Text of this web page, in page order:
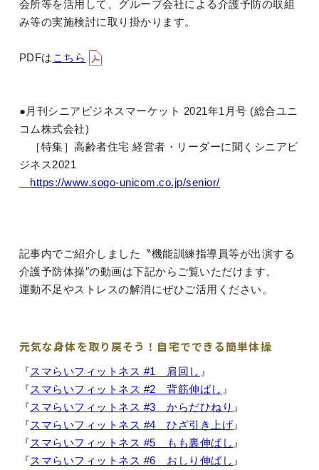
会所等を活用して、グループ会社による介護予防の取組
み等の実施検討に取り掛かります。
PDFは こちら
●月刊シニアビジネスマーケット 2021年1月号 (総合ユニ
コム株式会社)
［特集］高齢者住宅 経営者・リーダーに聞くシニアビ
ジネス2021
https://www.sogo-unicom.co.jp/senior/
記事内でご紹介しました〝機能訓練指導員等が出演する
介護予防体操″の動画は下記からご覧いただけます。
運動不足やストレスの解消にぜひご活用ください。
元気な身体を取り戻そう！自宅でできる簡単体操
『スマらいフィットネス #1 肩回し 』
『スマらいフィットネス #2 背筋伸ばし 』
『スマらいフィットネス #3 からだひねり 』
『スマらいフィットネス #4 ひざ引き上げ 』
『スマらいフィットネス #5 もも裏伸ばし 』
『スマらいフィットネス #6 おしり伸ばし 』